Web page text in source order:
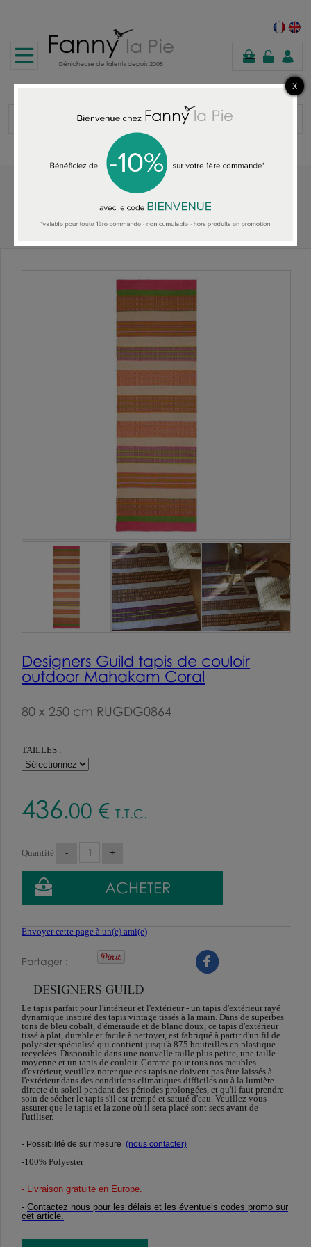
panier
TAPIS DE COULOIR DESIGNERS GUILD
Designers Guild tapis de couloir outdoor Mahakam Coral
Designers Guild tapis de couloir
outdoor Mahakam Coral
80 x 250 cm RUGDG0864
TAILLES :
436.00 € T.T.C.
Quantité
Envoyer cette page à un(e) ami(e)
Partager
Le tapis parfait pour l'intérieur et l'extérieur - un tapis d'extérieur rayé
dynamique inspiré des tapis vintage tissés à la main. Dans de superbes
tons de bleu cobalt, d'émeraude et de blanc doux, ce tapis d'extérieur
tissé à plat, durable et facile à nettoyer, est fabriqué à partir d'un fil de
polyester spécialisé qui contient jusqu'à 875 bouteilles en plastique
recyclées. Disponible dans une nouvelle taille plus petite, une taille
moyenne et un tapis de couloir. Comme pour tous nos meubles
d'extérieur, veuillez noter que ces tapis ne doivent pas être laissés à
l'extérieur dans des conditions climatiques difficiles ou à la lumière
directe du soleil pendant des périodes prolongées, et qu'il faut prendre
soin de sécher le tapis s'il est trempé et saturé d'eau. Veuillez vous
assurer que le tapis et la zone où il sera placé sont secs avant de
l'utiliser.
- Possibilité de sur mesure (nous contacter)
-100% Polyester
- Livraison gratuite en Europe
- Contactez nous pour les délais et les éventuels codes promo sur
cet article.